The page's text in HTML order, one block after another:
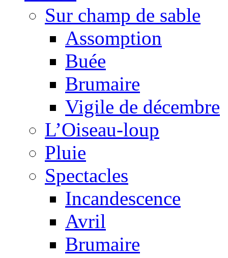
Sur champ de sable
Assomption
Buée
Brumaire
Vigile de décembre
L’Oiseau-loup
Pluie
Spectacles
Incandescence
Avril
Brumaire